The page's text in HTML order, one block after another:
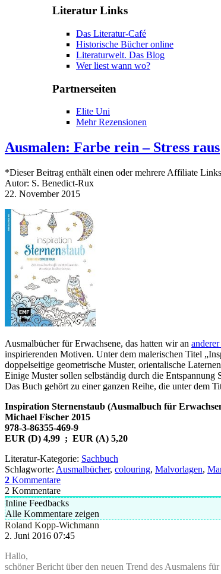
Literatur Links
Das Literatur-Café
Historische Bücher online
Literaturwelt. Das Blog
Wer liest wann wo?
Partnerseiten
Elite Uni
Mehr Rezensionen
Ausmalen: Farbe rein – Stress raus
*Dieser Beitrag enthält einen oder mehrere Affiliate
Autor: S. Benedict-Rux
22. November 2015
Ausmalbücher für Erwachsene, das hatten wir an
inspirierenden Motiven. Unter dem malerischen Titel
doppelseitige geometrische Muster, orientalische
Einige Muster sollen selbständig durch die
Das Buch gehört zu einer ganzen Reihe, die unter dem
Inspiration Sternenstaub (Ausmalbuch für
Michael Fischer 2015
978-3-86355-469-9
EUR (D) 4,99 ; EUR (A) 5,20
Literatur-Kategorie: Sachbuch
Schlagworte: Ausmalbücher, colouring, Malvorlagen,
2 Kommentare
2 Kommentare
Inline Feedbacks
Alle Kommentare zeigen
Roland Kopp-Wichmann
2. Juni 2016 07:45
Hallo,
schöner Bericht über den neuen Trend des Ausmalens